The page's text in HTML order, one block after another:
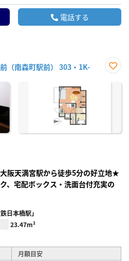
電話する
（南森町駅前） 303・1K-
に入
大阪天満宮駅から徒歩5分の好立地★
、宅配ボックス・洗面台付充実の
日本橋駅」
23.47m²
月額目安